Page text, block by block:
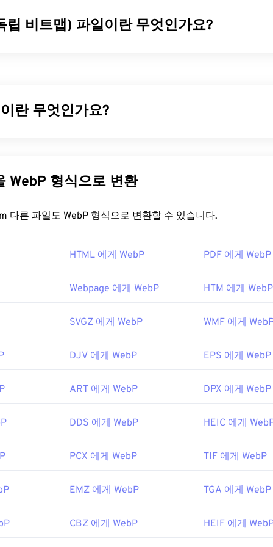
립 비트맵) 파일이란 무엇인가요?
축할 수 있다는 것입니다. 자세한 내용은 Microsoft에서 DIB의
한문서를 참조하십시오.
인 파일 형식이므로 여러 플랫폼의 대부분의 이미지 뷰어에서
에서는 그림판에서 열리고, macOS에서는
. 또한 Linux/Unix를 비롯한 모든 플랫폼에서XnView MP
다양한 무료 이미지 변환 프로그램을 사용할 수 있습니다.
니다. DIB 파일의 좋은 점 중 하나는 무료 텍스트 편집기로 열
11월 20일
란 무엇인가요?
더 작지만 시각적 품질은 비슷합니다. WebP 이미지는 웹 페이
르게 로드됩니다.
어떻게 여나요?
Microsoft Paint 에서도 자동으로 열립니다. Chrome을 제
와Photopea가 있습니다. Corel PaintShop Pro
다른 파일을 WebP 형식으로 변환
FreeConvert.com 다른 파일도 WebP 형식으로 변환할 수 있습니다.
HTML 에게 WebP PDF 에게 WebP
Webpage 에게 WebP HTM 에게 WebP
SVGZ 에게 WebP WMF 에게
DJV 에게 WebP EPS 에게 WebP
ART 에게 WebP DPX 에게 WebP
DDS 에게 WebP HEIC 에게
PCX 에게 WebP TIF 에게 WebP
EMZ 에게 WebP TGA 에게 WebP
CBZ 에게 WebP HEIF 에게